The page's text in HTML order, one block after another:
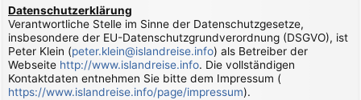
Datenschutzerklärung
Verantwortliche Stelle im Sinne der Datenschutzgesetze,
insbesondere der EU-Datenschutzgrundverordnung (DSGVO), ist
Peter Klein (peter.klein@islandreise.info) als Betreiber der
Webseite http://www.islandreise.info. Die vollständigen
Kontaktdaten entnehmen Sie bitte dem Impressum (
https://www.islandreise.info/page/impressum).